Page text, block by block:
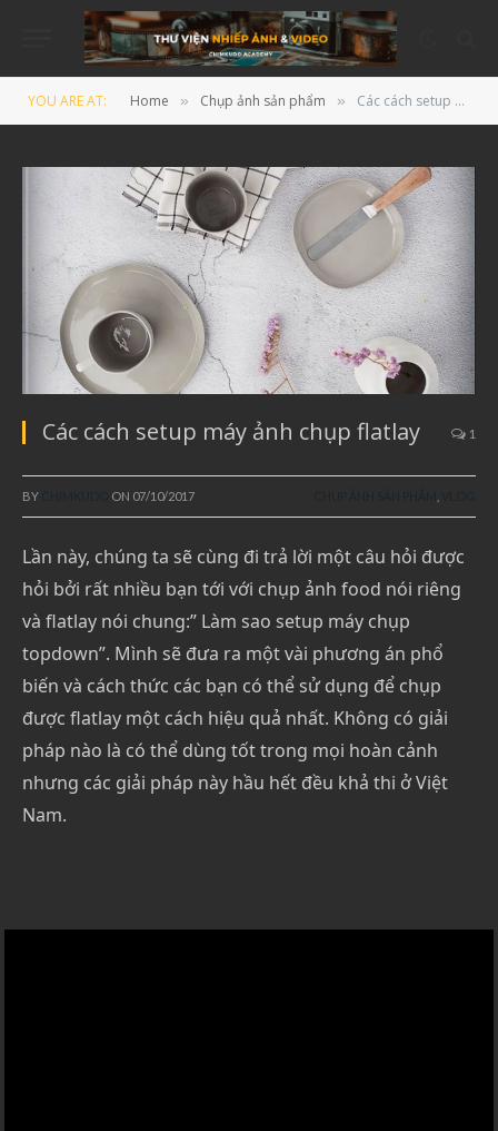
YOU ARE AT: Home » Chụp ảnh sản phẩm » Các cách setup máy ảnh chụp flatlay
Các cách setup máy ảnh chụp flatlay 1
BY ON 07/10/2017
Lần này, chúng ta sẽ cùng đi trả lời một câu hỏi được
hỏi bởi rất nhiều bạn tới với chụp ảnh food nói riêng
và flatlay nói chung:” Làm sao setup máy chụp
topdown”. Mình sẽ đưa ra một vài phương án phổ
biến và cách thức các bạn có thể sử dụng để chụp
được flatlay một cách hiệu quả nhất. Không có giải
pháp nào là có thể dùng tốt trong mọi hoàn cảnh
nhưng các giải pháp này hầu hết đều khả thi ở Việt
Nam.